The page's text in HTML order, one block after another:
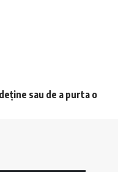
sau de a purta o